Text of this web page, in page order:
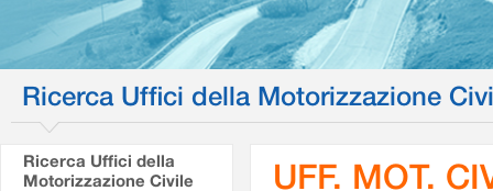
Ricerca Uffici della Motorizzazione
Ricerca Uffici della
Motorizzazione Civile
UFF. MOT.